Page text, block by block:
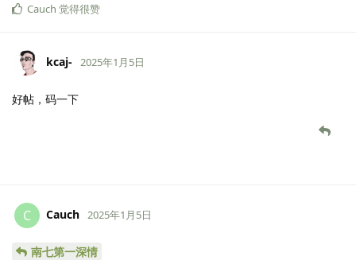
Cauch 觉得很赞
kcaj- 2025年1月5日
好帖，码一下
C Cauch 2025年1月5日
南七第一深情